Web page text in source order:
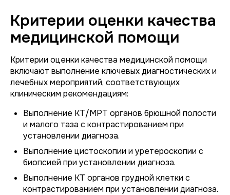
Критерии оценки качества
медицинской помощи
Критерии оценки качества медицинской помощи
включают выполнение ключевых диагностических и
лечебных мероприятий, соответствующих
клиническим рекомендациям:
Выполнение КТ/МРТ органов брюшной полости
и малого таза с контрастированием при
установлении диагноза.
Выполнение цистоскопии и уретероскопии с
биопсией при установлении диагноза.
Выполнение КТ органов грудной клетки с
контрастированием при установлении диагноза.